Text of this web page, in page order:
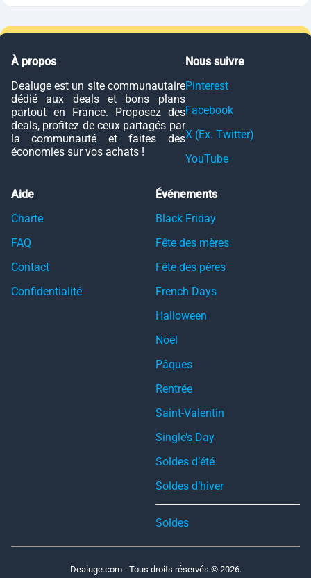
À propos
Dealuge est un site communautaire
dédié aux deals et bons plans
partout en France. Proposez des
deals, profitez de ceux partagés par
la communauté et faites des
économies sur vos achats !
Nous suivre
Pinterest
Facebook
X (Ex. Twitter)
YouTube
Aide
Charte
FAQ
Contact
Confidentialité
Événements
Black Friday
Fête des mères
Fête des pères
French Days
Halloween
Noël
Pâques
Rentrée
Saint-Valentin
Single’s Day
Soldes d’été
Soldes d’hiver
Soldes
Dealuge.com - Tous droits réservés © 2026.